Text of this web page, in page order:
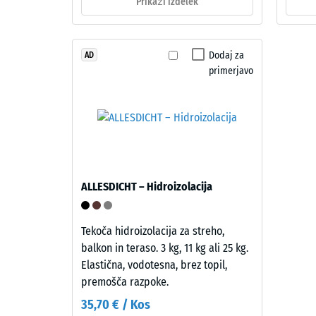
Materiál
–
Zloženie
Približno
3,3
mm
debela
obrabna
plast
do
Dodaj za
primerjavo
AD
ALLESDICHT – Hidroizolacija
Tekoča hidroizolacija za streho,
balkon in teraso. 3 kg, 11 kg ali 25 kg.
Elastična, vodotesna, brez topil,
premošča razpoke.
35,70 € / Kos